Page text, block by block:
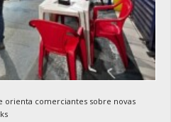
orienta comerciantes sobre novas